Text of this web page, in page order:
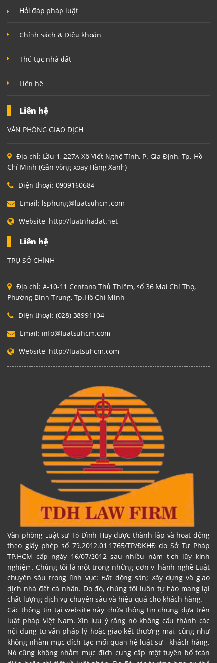
Hỏi đáp pháp luật
Chính sách & Điều khoản
Thủ tục nhà đất
Liên hệ
Liên hệ
VĂN PHÒNG GIAO DỊCH
Địa chỉ: Lầu 1, 227A Xô Viết Nghệ Tĩnh, P. Gia Định, Tp. Hồ
Chí Minh (Gần vòng xoay Hàng Xanh)
Điện thoại: 0909160684
Email: lsphung@luatsuhcm.com
Website: http://luatnhadat.net
Liên hệ
TRỤ SỞ CHÍNH
Địa chỉ: A-10-11 Centana Thủ Thiêm, số 36 Mai Chí Thọ,
Phường Bình Trưng, Tp.Hồ Chí Minh
Điện thoại: (028) 38991104
Email: info@luatsuhcm.com
Website: http://luatsuhcm.com
Văn phòng Luật sư Tô Đình Huy được thành lập và hoạt động
theo giấy phép số 79.2012.01.1765/TP/ĐKHĐ do Sở Tư Pháp
TP.HCM cấp ngày 16/07/2012 sau nhiều năm tích lũy kinh
nghiệm. Chúng tôi là một trong những đơn vị hành nghề Luật
chuyên sâu trong lĩnh vực: Bất động sản; Xây dựng và giao
dịch nhà đất cá nhân. Do đó, chúng tôi luôn tự hào mang lại
chất lượng dịch vụ chuyên sâu và hiệu quả cho khách hàng.
Các thông tin tại website này chứa thông tin chung dựa trên
luật pháp Việt Nam. Xin lưu ý rằng nó không cấu thành các
nội dung tư vấn pháp lý hoặc giao kết thương mại, cũng như
không nhằm mục đích tạo mối quan hệ luật sư - khách hàng.
Nó cũng không nhằm mục đích cung cấp một tuyên bố toàn